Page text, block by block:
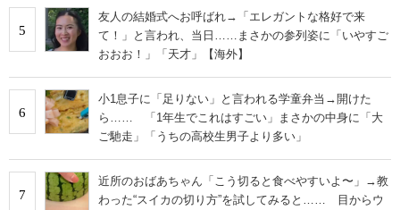
5
友人の結婚式へお呼ばれ→「エレガントな格好で来
て！」と言われ、当日……まさかの参列姿に「いやすご
おおお！」「天才」【海外】
6
小1息子に「足りない」と言われる学童弁当→開けた
ら…… 「1年生でこれはすごい」まさかの中身に「大
ご馳走」「うちの高校生男子より多い」
7
近所のおばあちゃん「こう切ると食べやすいよ〜」→教
わった“スイカの切り方”を試してみると…… 目からウ